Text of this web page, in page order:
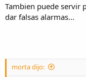
Tambien puede servir
dar falsas alarmas...
morta dijo: